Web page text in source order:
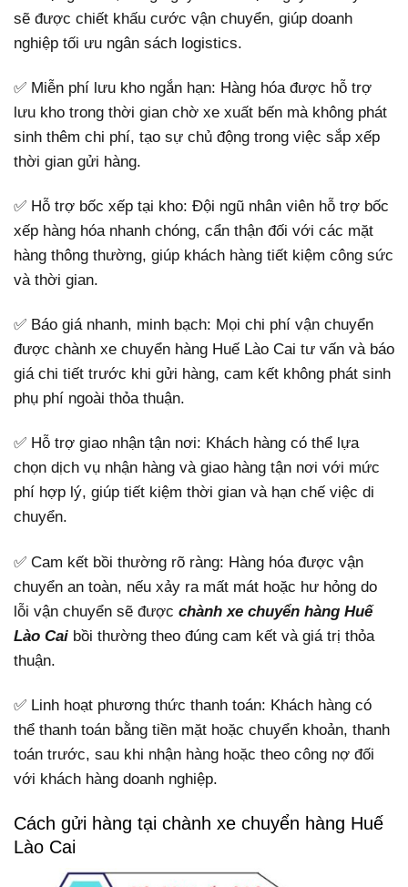
sẽ được chiết khấu cước vận chuyển, giúp doanh
nghiệp tối ưu ngân sách logistics.
✅ Miễn phí lưu kho ngắn hạn: Hàng hóa được hỗ trợ
lưu kho trong thời gian chờ xe xuất bến mà không phát
sinh thêm chi phí, tạo sự chủ động trong việc sắp xếp
thời gian gửi hàng.
✅ Hỗ trợ bốc xếp tại kho: Đội ngũ nhân viên hỗ trợ bốc
xếp hàng hóa nhanh chóng, cẩn thận đối với các mặt
hàng thông thường, giúp khách hàng tiết kiệm công sức
và thời gian.
✅ Báo giá nhanh, minh bạch: Mọi chi phí vận chuyển
được chành xe chuyển hàng Huế Lào Cai tư vấn và báo
giá chi tiết trước khi gửi hàng, cam kết không phát sinh
phụ phí ngoài thỏa thuận.
✅ Hỗ trợ giao nhận tận nơi: Khách hàng có thể lựa
chọn dịch vụ nhận hàng và giao hàng tận nơi với mức
phí hợp lý, giúp tiết kiệm thời gian và hạn chế việc di
chuyển.
✅ Cam kết bồi thường rõ ràng: Hàng hóa được vận
chuyển an toàn, nếu xảy ra mất mát hoặc hư hỏng do
lỗi vận chuyển sẽ được chành xe chuyển hàng Huế
Lào Cai bồi thường theo đúng cam kết và giá trị thỏa
thuận.
✅ Linh hoạt phương thức thanh toán: Khách hàng có
thể thanh toán bằng tiền mặt hoặc chuyển khoản, thanh
toán trước, sau khi nhận hàng hoặc theo công nợ đối
với khách hàng doanh nghiệp.
Cách gửi hàng tại chành xe chuyển hàng Huế
Lào Cai